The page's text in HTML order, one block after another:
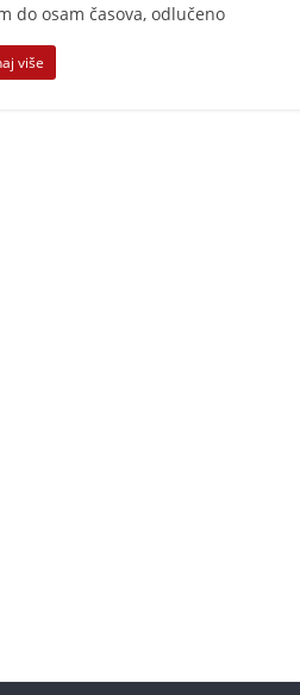
do osam časova, odlučeno
više